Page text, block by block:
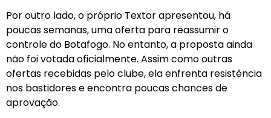
Por outro lado, o próprio Textor apresentou, há
poucas semanas, uma oferta para reassumir o
controle do Botafogo. No entanto, a proposta ainda
não foi votada oficialmente. Assim como outras
ofertas recebidas pelo clube, ela enfrenta resistência
nos bastidores e encontra poucas chances de
aprovação.